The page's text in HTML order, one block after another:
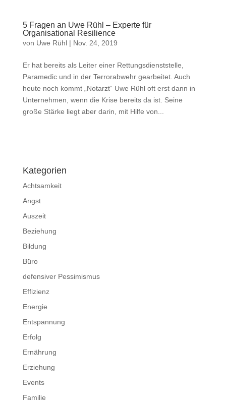
5 Fragen an Uwe Rühl – Experte für
Organisational Resilience
von Uwe Rühl| Nov. 24, 2019
Er hat bereits als Leiter einer Rettungsdienststelle,
Paramedic und in der Terrorabwehr gearbeitet. Auch
heute noch kommt „Notarzt“ Uwe Rühl oft erst dann in
Unternehmen, wenn die Krise bereits da ist. Seine
große Stärke liegt aber darin, mit Hilfe von...
Kategorien
Achtsamkeit
Angst
Auszeit
Beziehung
Bildung
Büro
defensiver Pessimismus
Effizienz
Energie
Entspannung
Erfolg
Ernährung
Erziehung
Events
Familie